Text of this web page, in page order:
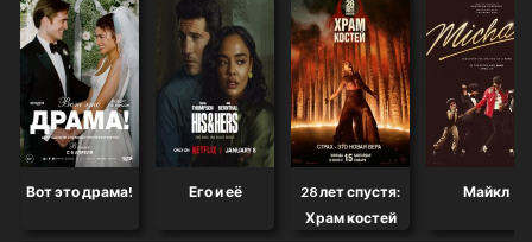
Вот это драма! Его и её
28 лет спустя:
Храм костей
Майкл